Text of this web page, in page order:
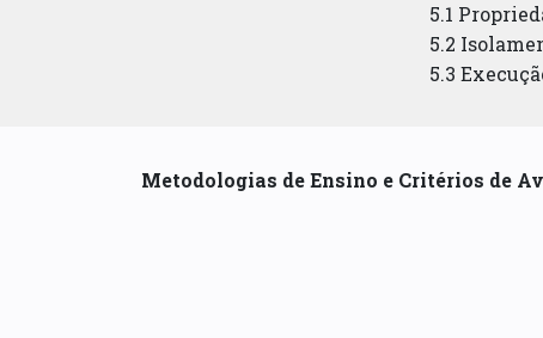
5.1
5.2
5.3
Metodologias de Ensino e Critérios de